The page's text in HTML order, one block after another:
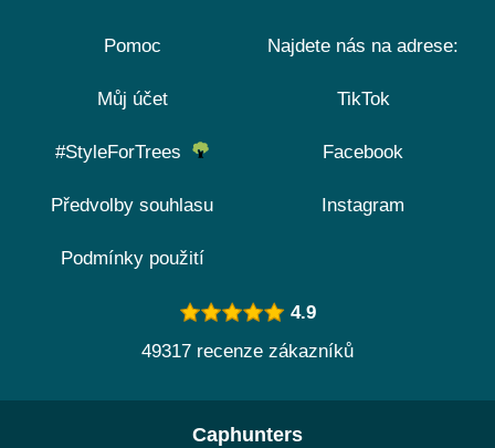
Pomoc
Můj účet
#StyleForTrees
Předvolby souhlasu
Podmínky použití
Najdete nás na adrese:
TikTok
Facebook
Instagram
4.9
49317 recenze zákazníků
Caphunters